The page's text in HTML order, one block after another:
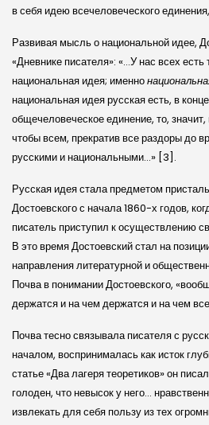
в себя идею всечеловеческого
Развивая мысль о национальной идее,
«Дневнике писателя»: «…У нас всех
национальная идея; именно
национальная идея русская есть, в
общечеловеческое единение, то,
чтобы всем, прекратив все раздоры до
русскими и национальными…» [3].
Русская идея стала предметом
Достоевского с начала 1860-х годов,
писатель приступил к осуществлению
В это время Достоевский стал на
направления литературной и
Почва в понимании Достоевского,
держатся и на чем держатся и на чем
Почва тесно связывала писателя с
началом, воспринималась как исток
статье «Два лагеря теоретиков» он
голоден, что невысок у него…
извлекать для себя пользу из тех